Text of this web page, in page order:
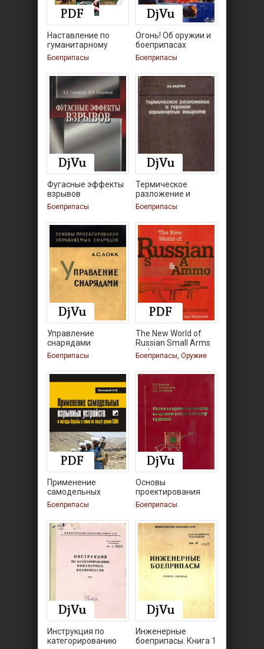
Наставление по
гуманитарному
Боеприпасы
Огонь! Об оружии и
боеприпасах
Боеприпасы
Фугасные эффекты
взрывов
Боеприпасы
Термическое
разложение и
горение
Боеприпасы
Управление
снарядами
Боеприпасы
The New World of
Russian Small Arms
and
Боеприпасы, Оружие
Применение
самодельных
взрывных
Боеприпасы
Основы
проектирования
патронов к
Боеприпасы
Инструкция по
категорированию
Инженерные
боеприпасы. Книга 1